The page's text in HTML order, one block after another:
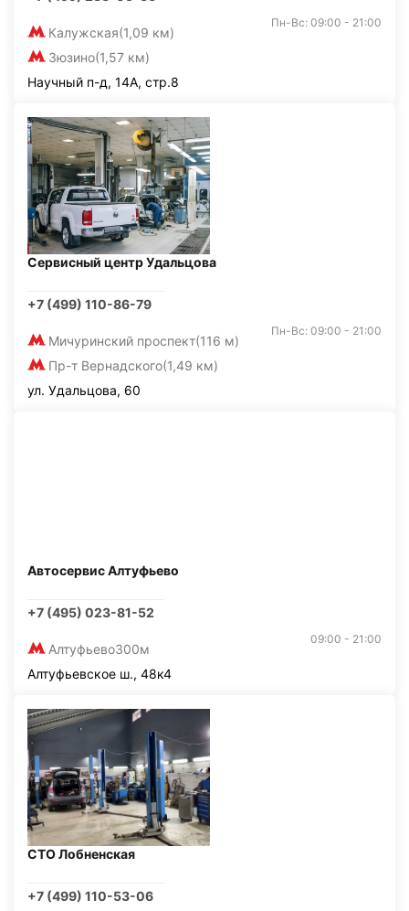
Калужская(1,09 км)
Зюзино(1,57 км)
Пн-Вс: 09:00 - 21:00
Научный п-д, 14А, стр.8
Сервисный центр Удальцова
+7 (499) 110-86-79
Мичуринский проспект(116 м)
Пр-т Вернадского(1,49 км)
Пн-Вс: 09:00 - 21:00
ул. Удальцова, 60
Автосервис Алтуфьево
+7 (495) 023-81-52
Алтуфьево300м
09:00 - 21:00
Алтуфьевское ш., 48к4
СТО Лобненская
+7 (499) 110-53-06